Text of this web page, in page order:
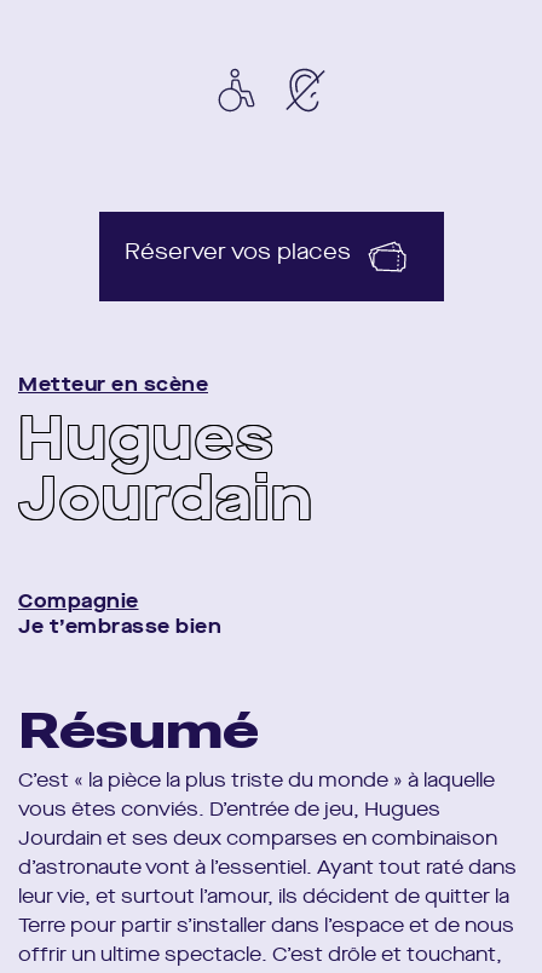
Réserver vos places
Metteur en scène
Hugues
Jourdain
Compagnie
Je t’embrasse bien
Résumé
C’est « la pièce la plus triste du monde » à laquelle
vous êtes conviés. D’entrée de jeu, Hugues
Jourdain et ses deux comparses en combinaison
d’astronaute vont à l’essentiel. Ayant tout raté dans
leur vie, et surtout l’amour, ils décident de quitter la
Terre pour partir s’installer dans l’espace et de nous
offrir un ultime spectacle. C’est drôle et touchant,